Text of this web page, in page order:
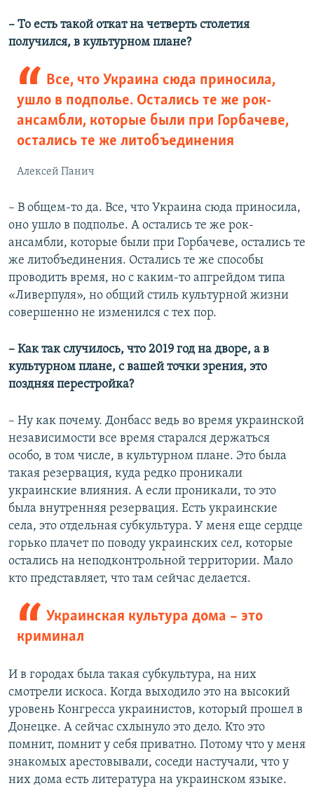
– То есть такой откат на четверть столетия
получился, в культурном плане?
Все, что Украина сюда приносила,
ушло в подполье. Остались те же рок-
ансамбли, которые были при Горбачеве,
остались те же литобъединения
Алексей Панич
– В общем-то да. Все, что Украина сюда приносила,
оно ушло в подполье. А остались те же рок-
ансамбли, которые были при Горбачеве, остались те
же литобъединения. Остались те же способы
проводить время, но с каким-то апгрейдом типа
«Ливерпуля», но общий стиль культурной жизни
совершенно не изменился с тех пор.
– Как так случилось, что 2019 год на дворе, а в
культурном плане, с вашей точки зрения, это
поздняя перестройка?
– Ну как почему. Донбасс ведь во время украинской
независимости все время старался держаться
особо, в том числе, в культурном плане. Это была
такая резервация, куда редко проникали
украинские влияния. А если проникали, то это
была внутренняя резервация. Есть украинские
села, это отдельная субкультура. У меня еще сердце
горько плачет по поводу украинских сел, которые
остались на неподконтрольной территории. Мало
кто представляет, что там сейчас делается.
Украинская культура дома – это
криминал
И в городах была такая субкультура, на них
смотрели искоса. Когда выходило это на высокий
уровень Конгресса украинистов, который прошел в
Донецке. А сейчас схлынуло это дело. Кто это
помнит, помнит у себя приватно. Потому что у меня
знакомых арестовывали, соседи настучали, что у
них дома есть литература на украинском языке.